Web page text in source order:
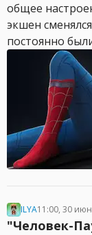
общее
экшен
постоянно
ILYA11:00, 30
"Человек-